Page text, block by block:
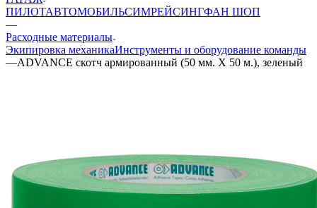
ПИЛОТАВТОМОБИЛЬСИМРЕЙСИНГФАН ШОП
—
Расходные материалы
Экипировка механикаИнструменты и оборудование команды
—ADVANCE скотч армированный (50 мм. Х 50 м.), зеленый